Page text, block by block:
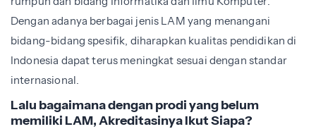
Dengan adanya berbagai jenis LAM yang menangani
bidang-bidang spesifik, diharapkan kualitas pendidikan di
Indonesia dapat terus meningkat sesuai dengan standar
internasional.
Lalu bagaimana dengan prodi yang belum
memiliki LAM, Akreditasinya Ikut Siapa?